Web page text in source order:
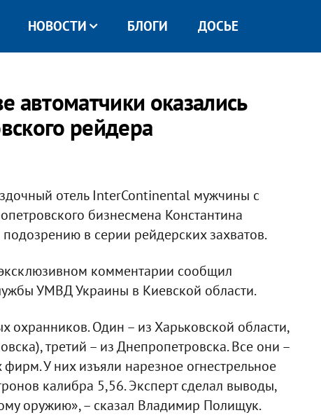
НОВОСТИ БЛОГИ ДОСЬЕ
оказались
рейдера
отель InterContinental мужчины с
бизнесмена Константина
в серии рейдерских захватов.
комментарии сообщил
УМВД Украины в Киевской области.
охранников. Один – из Харьковской области,
третий – из Днепропетровска. Все они –
У них изъяли нарезное огнестрельное
калибра 5,56. Эксперт сделал выводы,
оружию», – сказал Владимир Полищук.